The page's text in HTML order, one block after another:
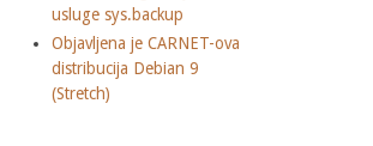
usluge sys.backup
Objavljena je CARNET-ova
distribucija Debian 9
(Stretch)